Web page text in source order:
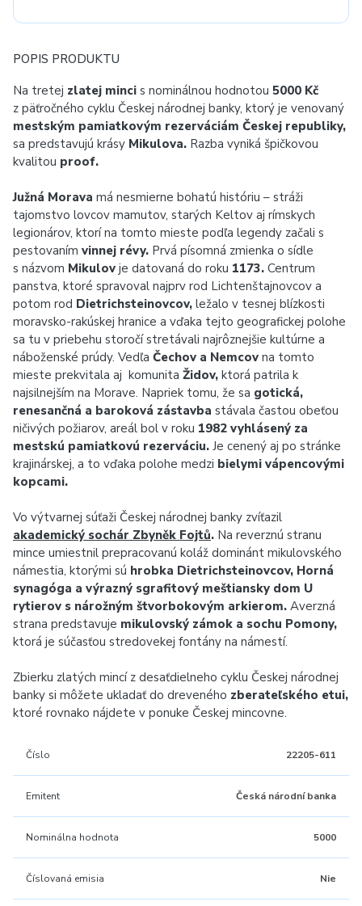
POPIS PRODUKTU
Na tretej zlatej minci s nominálnou hodnotou 5000 Kč
z päťročného cyklu Českej národnej banky, ktorý je venovaný
mestským pamiatkovým rezerváciám Českej republiky,
sa predstavujú krásy Mikulova. Razba vyniká špičkovou
kvalitou proof.
Južná Morava má nesmierne bohatú históriu – stráži
tajomstvo lovcov mamutov, starých Keltov aj rímskych
legionárov, ktorí na tomto mieste podľa legendy začali s
pestovaním vinnej révy. Prvá písomná zmienka o sídle
s názvom Mikulov je datovaná do roku 1173. Centrum
panstva, ktoré spravoval najprv rod Lichtenštajnovcov a
potom rod Dietrichsteinovcov, ležalo v tesnej blízkosti
moravsko-rakúskej hranice a vďaka tejto geografickej polohe
sa tu v priebehu storočí stretávali najrôznejšie kultúrne a
náboženské prúdy. Vedľa Čechov a Nemcov na tomto
mieste prekvitala aj komunita Židov, ktorá patrila k
najsilnejším na Morave. Napriek tomu, že sa gotická,
renesančná a baroková zástavba stávala častou obeťou
ničivých požiarov, areál bol v roku 1982 vyhlásený za
mestskú pamiatkovú rezerváciu. Je cenený aj po stránke
krajinárskej, a to vďaka polohe medzi bielymi vápencovými
kopcami.
Vo výtvarnej súťaži Českej národnej banky zvíťazil
akademický sochár Zbyněk Fojtů. Na reverznú stranu
mince umiestnil prepracovanú koláž dominánt mikulovského
námestia, ktorými sú hrobka Dietrichsteinovcov, Horná
synagóga a výrazný sgrafitový meštiansky dom U
rytierov s nárožným štvorbokovým arkierom. Averzná
strana predstavuje mikulovský zámok a sochu Pomony,
ktorá je súčasťou stredovekej fontány na námestí.
Zbierku zlatých mincí z desaťdielneho cyklu Českej národnej
banky si môžete ukladať do dreveného zberateľského etui,
ktoré rovnako nájdete v ponuke Českej mincovne.
Číslo 22205-611
Emitent Česká národní banka
Nominálna hodnota 5000
Číslovaná emisia Nie